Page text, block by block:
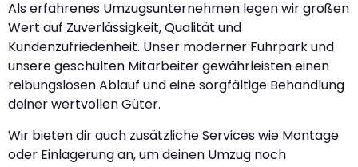
Als erfahrenes Umzugsunternehmen legen wir großen
Wert auf Zuverlässigkeit, Qualität und
Kundenzufriedenheit. Unser moderner Fuhrpark und
unsere geschulten Mitarbeiter gewährleisten einen
reibungslosen Ablauf und eine sorgfältige Behandlung
deiner wertvollen Güter.
Wir bieten dir auch zusätzliche Services wie Montage
oder Einlagerung an, um deinen Umzug noch